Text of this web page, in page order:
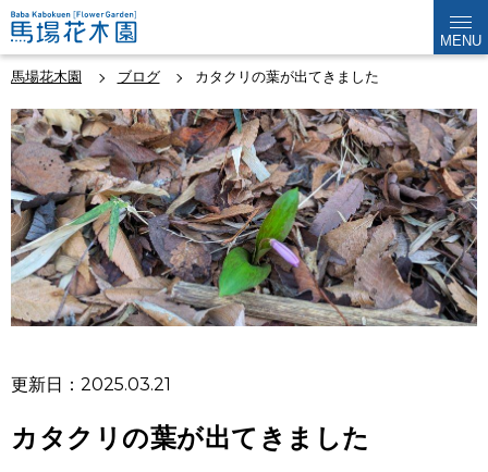
MENU
馬場花木園 ブログ カタクリの葉が出てきました
更新日：2025.03.21
カタクリの葉が出てきました